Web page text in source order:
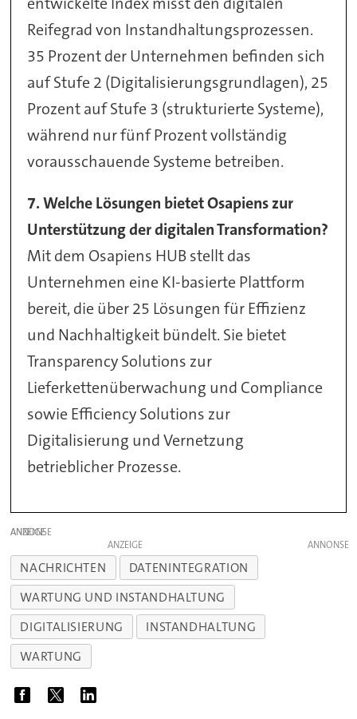
Reifegrad von Instandhaltungsprozessen.
35 Prozent der Unternehmen befinden sich
auf Stufe 2 (Digitalisierungsgrundlagen), 25
Prozent auf Stufe 3 (strukturierte Systeme),
während nur fünf Prozent vollständig
vorausschauende Systeme betreiben.
7. Welche Lösungen bietet Osapiens zur
Unterstützung der digitalen Transformation?
Mit dem Osapiens HUB stellt das
Unternehmen eine KI-basierte Plattform
bereit, die über 25 Lösungen für Effizienz
und Nachhaltigkeit bündelt. Sie bietet
Transparency Solutions zur
Lieferkettenüberwachung und Compliance
sowie Efficiency Solutions zur
Digitalisierung und Vernetzung
betrieblicher Prozesse.
ANZEIGE
ANZEIGE
NACHRICHTEN
DATENINTEGRATION
WARTUNG UND INSTANDHALTUNG
DIGITALISIERUNG
INSTANDHALTUNG
WARTUNG